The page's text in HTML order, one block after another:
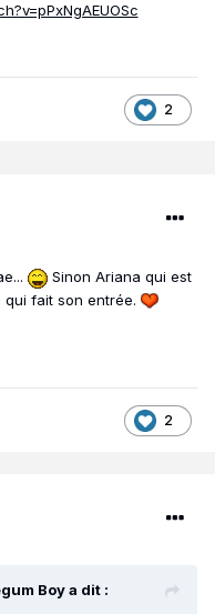
2
Sinon Ariana qui est
qui fait son entrée.
2
Boy a dit :